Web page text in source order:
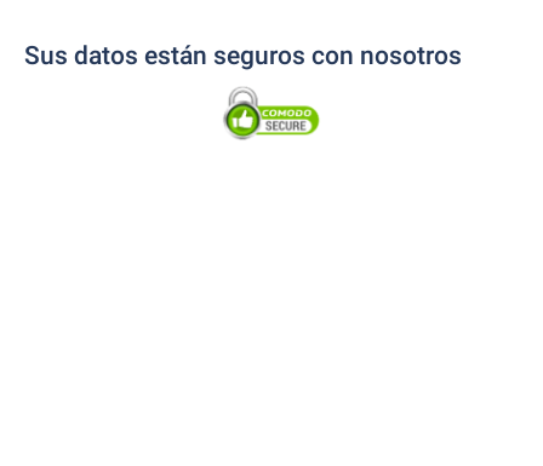
Sus datos están seguros con nosotros